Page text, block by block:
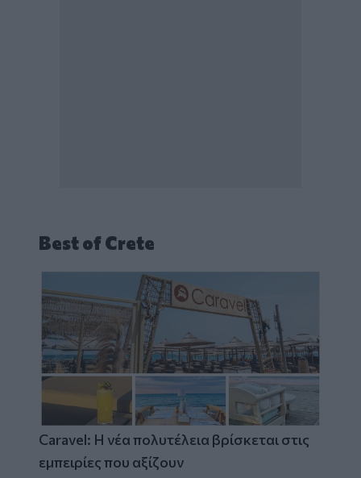
Best of Crete
Caravel: Η νέα πολυτέλεια βρίσκεται στις
εμπειρίες που αξίζουν